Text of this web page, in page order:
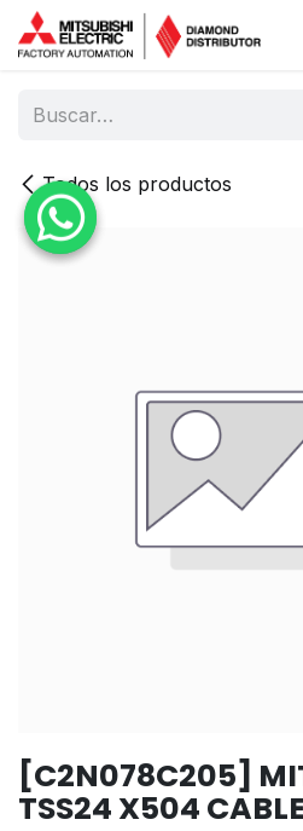
Ir al contenido
Todos los productos
[C2N078C205]
TSS24 X504